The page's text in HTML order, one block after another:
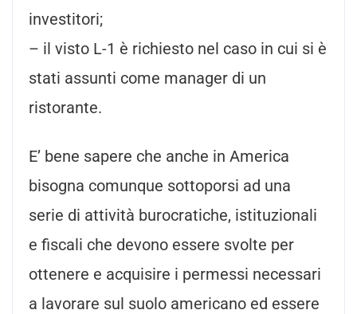
investitori;
– il visto L-1 è richiesto nel caso in cui si è
stati assunti come manager di un
ristorante.
E’ bene sapere che anche in America
bisogna comunque sottoporsi ad una
serie di attività burocratiche, istituzionali
e fiscali che devono essere svolte per
ottenere e acquisire i permessi necessari
a lavorare sul suolo americano ed essere